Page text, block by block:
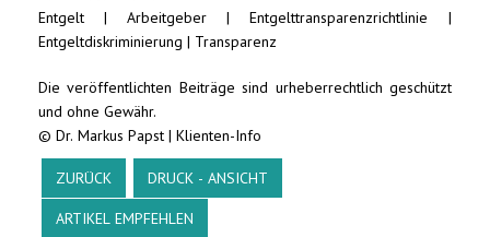
Entgelt
| Arbeitgeber | Entgelttransparenzrichtlinie
|
Entgeltdiskriminierung | Transparenz
Die veröffentlichten Beiträge sind urheberrechtlich geschützt
und ohne Gewähr.
© Dr. Markus Papst | Klienten-Info
ZURÜCK DRUCK - ANSICHT
ARTIKEL EMPFEHLEN